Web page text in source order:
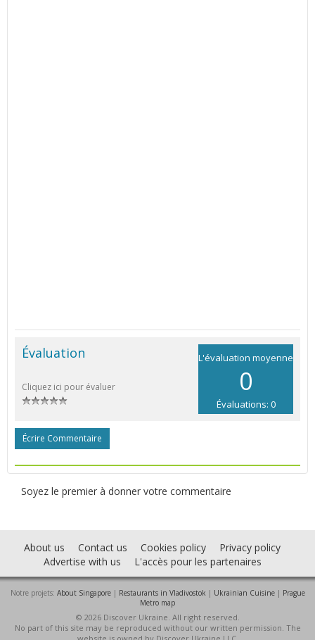
L'évaluation moyenne
0
Évaluations: 0
Évaluation
Cliquez ici pour évaluer
Écrire Commentaire
Soyez le premier à donner votre commentaire
About us Contact us Cookies policy
Privacy policy
Advertise with us
L'accès pour les partenaires
Notre projets: About Singapore| Restaurants in Vladivostok | Ukrainian Cuisine| Prague
Metro map
© 2026 Discover Ukraine. All right reserved.
No part of this site may be reproduced without our written permission. The